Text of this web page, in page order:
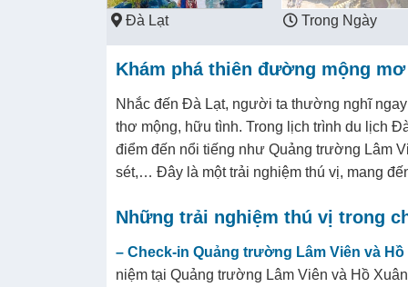
Đà Lạt Trong Ngày
Khám phá thiên đường mộng mơ
Nhắc đến Đà Lạt, người ta thường nghĩ
thơ mộng, hữu tình. Trong lịch trình du lịch
điểm đến nổi tiếng như Quảng trường Lâm
sét,… Đây là một trải nghiệm thú vị, mang
Những trải nghiệm thú vị trong
– Check-in Quảng trường Lâm Viên và
niệm tại Quảng trường Lâm Viên và Hồ